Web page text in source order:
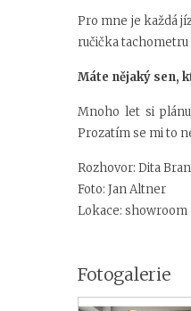
Pro mne je každá
ručička tachometru
Máte nějaký sen,
Mnoho let si
Prozatím se mi to
Rozhovor: Dita
Foto: Jan Altner
Lokace: showroom
Fotogalerie